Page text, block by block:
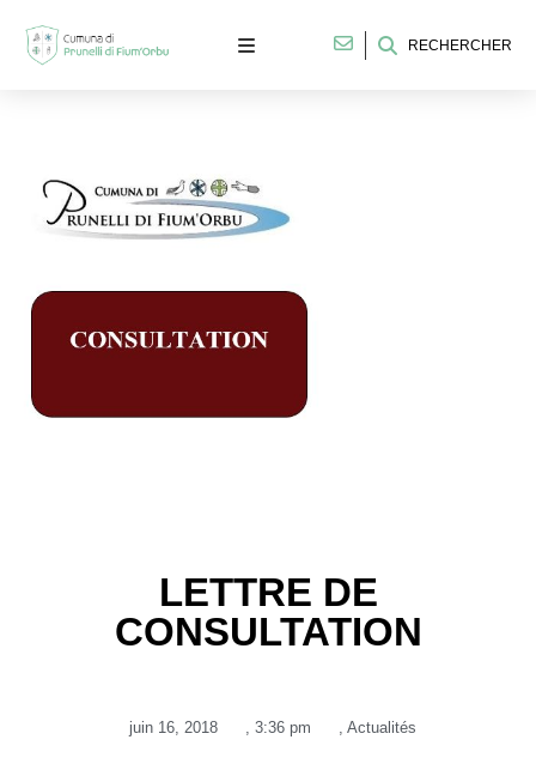
RECHERCHER
LETTRE DE
CONSULTATION
juin 16, 2018 , 3:36 pm , Actualités